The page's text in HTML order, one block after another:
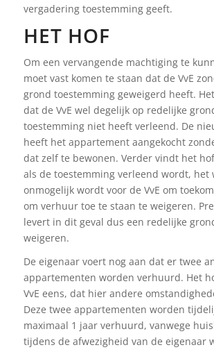
vergadering toestemming geeft.
HET HOF
Om een vervangende machtiging te
moet vast komen te staan dat de VvE
grond toestemming geweigerd heeft.
dat de VvE wel degelijk op redelijke
toestemming niet heeft verleend. De
heeft het appartement aangekocht
dat zelf te bewonen. Verder vindt het
als de toestemming verleend wordt, het
onmogelijk wordt voor de VvE om
om verhuur toe te staan te weigeren.
levert in dit geval dus een redelijke
weigeren.
De eigenaar voert nog aan dat er twee
appartementen worden verhuurd. Het
VvE eens, dat hier andere
Deze twee appartementen worden
maximaal 1 jaar verhuurd, vanwege
tijdens de afwezigheid van de eigenaar